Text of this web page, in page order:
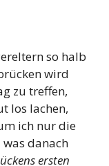
so halb
wird
zu treffen,
los lachen,
ich nur die
danach
ersten